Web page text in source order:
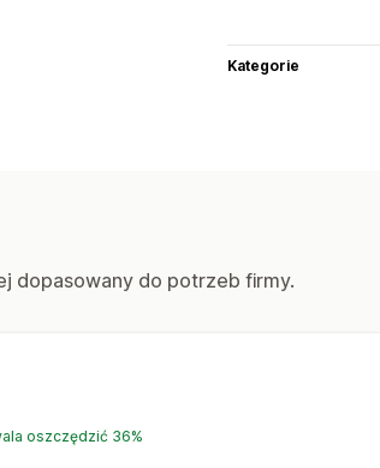
Kategorie
dopasowany do potrzeb firmy.
oszczędzić 36%